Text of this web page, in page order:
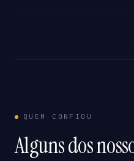
QUEM CONFIOU
Alguns dos